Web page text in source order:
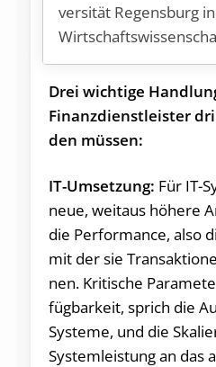
ver­si­tät Re­gens­burg in
Drei wich­ti­ge
Fi­nanz­dienst­leis­ter
den müs­sen:
IT-Um­set­zung: Für IT-
neue, weit­aus hö­he­re
die Per­for­mance, al­so
mit der sie
nen. Kri­ti­sche
füg­bar­keit, sprich die
Sys­te­me, und die
Sys­tem­leis­tung an das